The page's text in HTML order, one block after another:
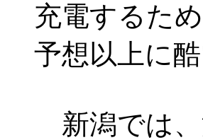
充電するた
予想以上に
新潟では、